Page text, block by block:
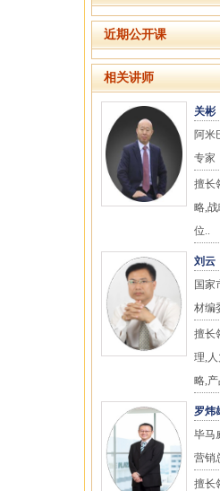
近期公开课
相关讲师
关彬
阿米
专家
擅长
略,
位..
刘云
国家
材编
擅长
理,
略,
罗炜
毕马
营销
擅长